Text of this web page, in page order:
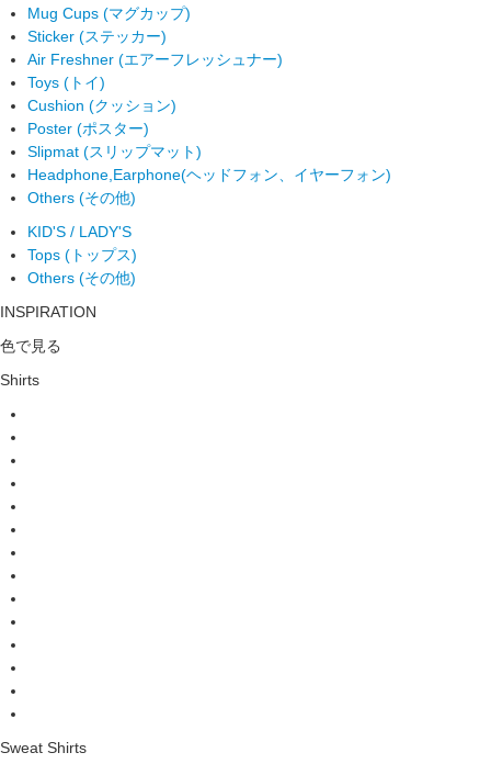
Mug Cups (マグカップ)
Sticker (ステッカー)
Air Freshner (エアーフレッシュナー)
Toys (トイ)
Cushion (クッション)
Poster (ポスター)
Slipmat (スリップマット)
Headphone,Earphone(ヘッドフォン、イヤーフォン)
Others (その他)
KID'S / LADY'S
Tops (トップス)
Others (その他)
INSPIRATION
色で見る
Shirts
Sweat Shirts